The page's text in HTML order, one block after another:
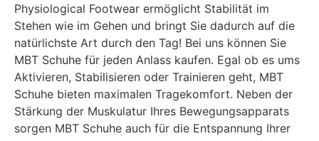
Physiological Footwear ermöglicht Stabilität im
Stehen wie im Gehen und bringt Sie dadurch auf die
natürlichste Art durch den Tag! Bei uns können Sie
MBT Schuhe für jeden Anlass kaufen. Egal ob es ums
Aktivieren, Stabilisieren oder Trainieren geht, MBT
Schuhe bieten maximalen Tragekomfort. Neben der
Stärkung der Muskulatur Ihres Bewegungsapparats
sorgen MBT Schuhe auch für die Entspannung Ihrer